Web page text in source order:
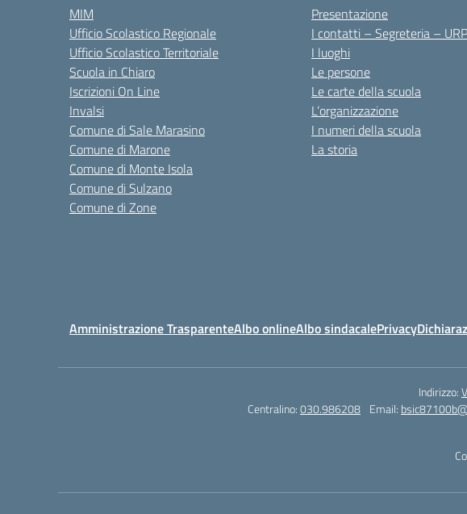
MIM
Ufficio Scolastico Regionale
Ufficio Scolastico Territoriale
Scuola in Chiaro
Iscrizioni On Line
Invalsi
Comune di Sale Marasino
Comune di Marone
Comune di Monte Isola
Comune di Sulzano
Comune di Zone
Presentazione
I contatti – Segreteria – URP
I luoghi
Le persone
Le carte della scuola
L’organizzazione
I numeri della scuola
La storia
Amministrazione TrasparenteAlbo onlineAlbo sindacalePrivacy
Indirizzo:
Centralino:030.986208 Email: